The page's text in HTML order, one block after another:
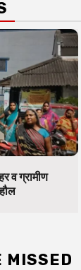
व ग्रामीण
MISSED